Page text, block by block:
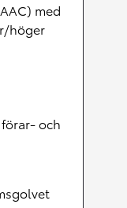
med
höger
och